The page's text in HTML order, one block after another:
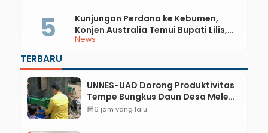
News
Kunjungan Perdana ke Kebumen,
Konjen Australia Temui Bupati Lilis,
Ini yang Dibahas
TERBARU
UNNES-UAD Dorong Produktivitas
Tempe Bungkus Daun Desa Meles,
Bantu Mesin dan Pendampingan
calendar_month6 jam yang lalu